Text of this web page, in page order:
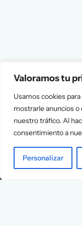
Valoramos tu
Usamos cookies
mostrarle anuncios o
nuestro tráfico. Al
consentimiento a
Personalizar